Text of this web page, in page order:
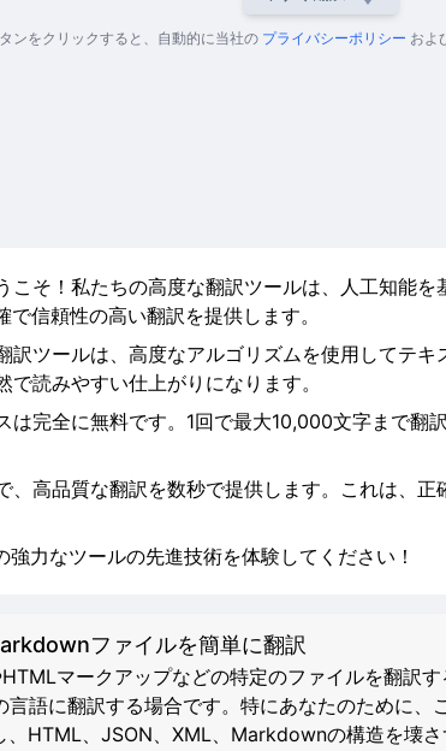
タンをクリックすると、自動的に当社の プライバシーポリシー およ
こそ！私たちの高度な翻訳ツールは、人工知能
で信頼性の高い翻訳を提供します。
訳ツールは、高度なアルゴリズムを使用してテ
読みやすい仕上がりになります。
は完全に無料です。1回で最大10,000文字まで翻
、高品質な翻訳を数秒で提供します。これは、
力なツールの先進技術を体験してください！
ファイルを簡単に翻訳
マークアップなどの特定のファイルを翻訳
語に翻訳する場合です。特にあなたのために
、HTML、JSON、XML、Markdownの構造を壊